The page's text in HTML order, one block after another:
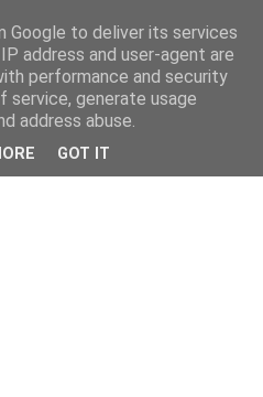
Google to deliver its services
address and user-agent are
performance and security
generate usage
address abuse.
GOT IT